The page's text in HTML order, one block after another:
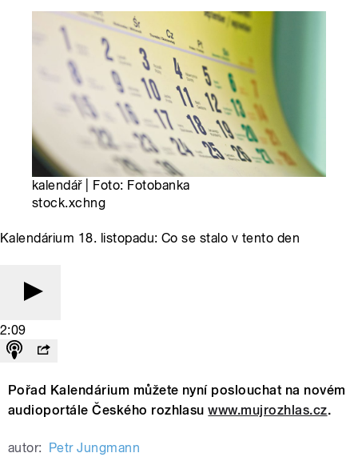
kalendář | Foto: Fotobanka
stock.xchng
Kalendárium 18. listopadu: Co se stalo v tento den
2:09
Pořad Kalendárium můžete nyní poslouchat na novém
audioportále Českého rozhlasuwww.mujrozhlas.cz.
autor: Petr Jungmann